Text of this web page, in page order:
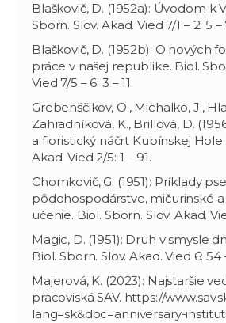
Blaškovič, D. (1952a): Úvodom k
Sborn. Slov. Akad. Vied 7/1 – 2: 5 –
Blaškovič, D. (1952b): O nových
práce v našej republike. Biol.
Vied 7/5 – 6: 3 – 11.
Grebenščikov, O., Michalko, J.,
Zahradníková, K., Brillová, D.
a floristický náčrt Kubínskej Hole.
Akad. Vied 2/5: 1 – 91.
Chomkovič, G. (1951): Príklady
pôdohospodárstve, mičurinské
učenie. Biol. Sborn. Slov. Akad.
Magic, D. (1951): Druh v smysle
Biol. Sborn. Slov. Akad. Vied 6: 54
Majerová, K. (2023): Najstaršie
pracoviská SAV. https://
lang=sk&doc=anniversary-